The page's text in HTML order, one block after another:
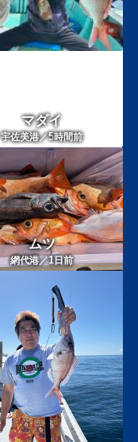
マダイ
宇佐美港／5時間前
ムツ
網代港／1日前